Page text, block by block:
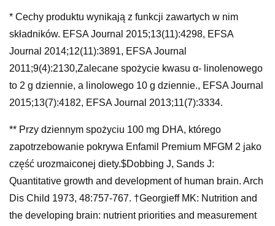
* Cechy produktu wynikają z funkcji zawartych w nim
składników. EFSA Journal 2015;13(11):4298, EFSA
Journal 2014;12(11):3891, EFSA Journal
2011;9(4):2130,Zalecane spożycie kwasu α- linolenowego
to 2 g dziennie, a linolowego 10 g dziennie., EFSA Journal
2015;13(7):4182, EFSA Journal 2013;11(7):3334.
** Przy dziennym spożyciu 100 mg DHA, którego
zapotrzebowanie pokrywa Enfamil Premium MFGM 2 jako
część urozmaiconej diety.$Dobbing J, Sands J:
Quantitative growth and development of human brain. Arch
Dis Child 1973, 48:757-767. †Georgieff MK: Nutrition and
the developing brain: nutrient priorities and measurement